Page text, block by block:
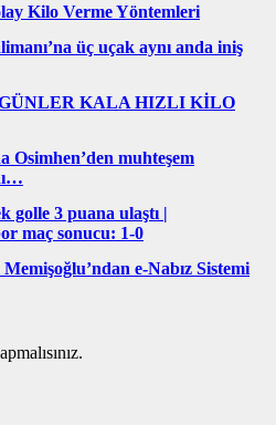
Kilo Verme Yöntemleri
üç uçak aynı anda iniş
KALA HIZLI KİLO
Osimhen’den muhteşem
golle 3 puana ulaştı |
maç sonucu: 1-0
Memişoğlu’ndan e-Nabız Sistemi